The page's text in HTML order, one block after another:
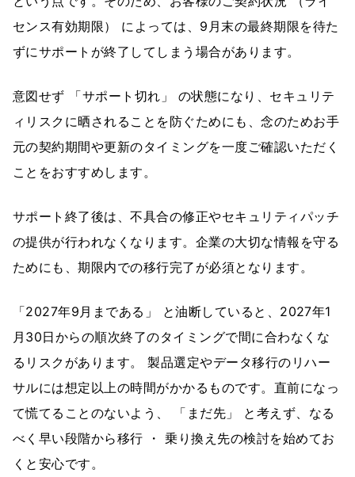
センス有効期限） によっては、9月末の最終期限を待た
ずにサポートが終了してしまう場合があります。
意図せず 「サポート切れ」 の状態になり、セキュリテ
ィリスクに晒されることを防ぐためにも、念のためお手
元の契約期間や更新のタイミングを一度ご確認いただく
ことをおすすめします。
サポート終了後は、不具合の修正やセキュリティパッチ
の提供が行われなくなります。企業の大切な情報を守る
ためにも、期限内での移行完了が必須となります。
「2027年9月まである」 と油断していると、2027年1
月30日からの順次終了のタイミングで間に合わなくな
るリスクがあります。 製品選定やデータ移行のリハー
サルには想定以上の時間がかかるものです。直前になっ
て慌てることのないよう、 「まだ先」 と考えず、なる
べく早い段階から移行 ・ 乗り換え先の検討を始めてお
くと安心です。